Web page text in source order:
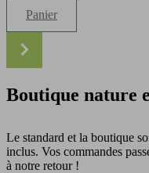
Panier
Boutique nature
Le standard et la boutique
inclus. Vos commandes
à notre retour !